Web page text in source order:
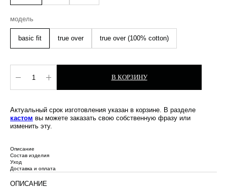
модель
basic fit true over true over (100% cotton)
В КОРЗИНУ
Актуальный срок изготовления указан в корзине. В разделе
кастом вы можете заказать свою собственную фразу или
изменить эту.
Описание
Состав изделия
Уход
Доставка и оплата
ОПИСАНИЕ